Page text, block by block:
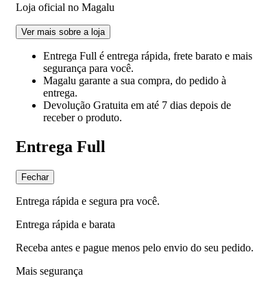
Loja oficial no Magalu
Ver mais sobre a loja
Entrega Full é entrega rápida, frete barato e mais
segurança para você.
Magalu garante a sua compra, do pedido à
entrega.
Devolução Gratuita em até 7 dias depois de
receber o produto.
Entrega Full
Fechar
Entrega rápida e segura pra você.
Entrega rápida e barata
Receba antes e pague menos pelo envio do seu pedido.
Mais segurança